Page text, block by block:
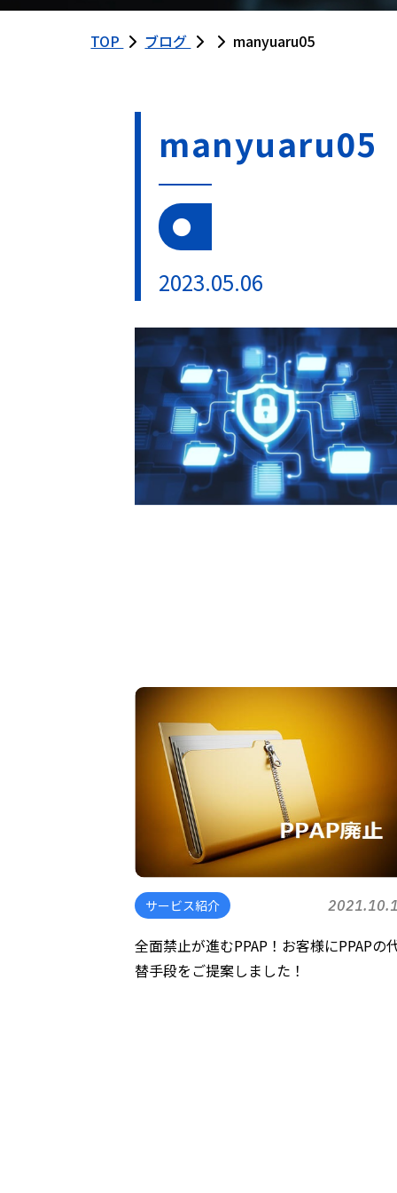
TOP ブログ manyuaru05
manyuaru05
2023.05.06
サービス紹介
全面禁止が進むPPAP！お客様にPPAPの
替手段をご提案しました！